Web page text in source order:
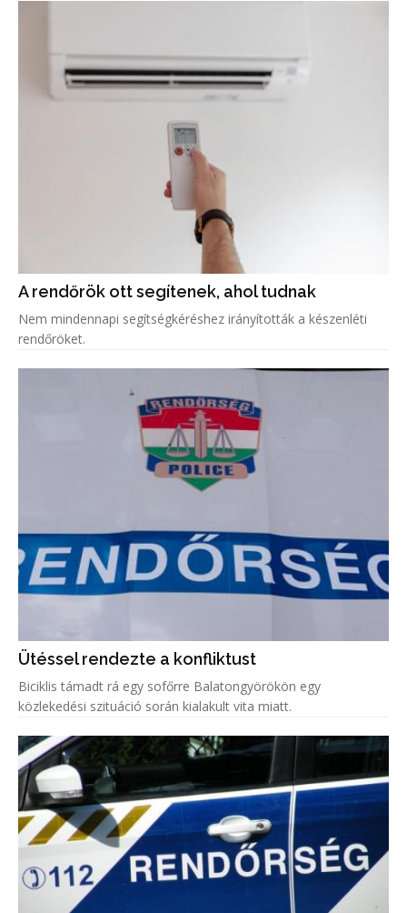
A rendőrök ott segítenek, ahol tudnak
Nem mindennapi segítségkéréshez irányították a készenléti
rendőröket.
Ütéssel rendezte a konfliktust
Biciklis támadt rá egy sofőrre Balatongyörökön egy
közlekedési szituáció során kialakult vita miatt.